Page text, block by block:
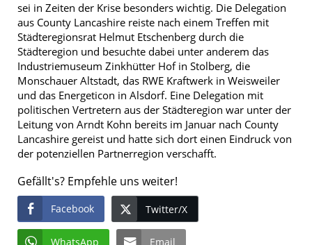
sei in Zeiten der Krise besonders wichtig. Die Delegation
aus County Lancashire reiste nach einem Treffen mit
Städteregionsrat Helmut Etschenberg durch die
Städteregion und besuchte dabei unter anderem das
Industriemuseum Zinkhütter Hof in Stolberg, die
Monschauer Altstadt, das RWE Kraftwerk in Weisweiler
und das Energeticon in Alsdorf. Eine Delegation mit
politischen Vertretern aus der Städteregion war unter der
Leitung von Arndt Kohn bereits im Januar nach County
Lancashire gereist und hatte sich dort einen Eindruck von
der potenziellen Partnerregion verschafft.
Gefällt's? Empfehle uns weiter!
Facebook Twitter/X
WhatsApp Email